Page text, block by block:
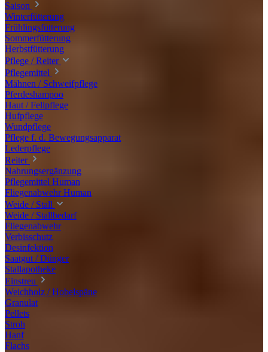
Saison
Winterfütterung
Frühlingsfütterung
Sommerfütterung
Herbstfütterung
Pflege / Reiter
Pflegemittel
Mähnen / Schweifpflege
Pferdeshampoo
Haut / Fellpflege
Hufpflege
Wundpflege
Pflege f. d. Bewegungsapparat
Lederpflege
Reiter
Nahrungsergänzung
Pflegemittel Human
Fliegenabwehr Human
Weide / Stall
Weide / Stallbedarf
Fliegenabwehr
Verbisschutz
Desinfektion
Saatgut / Dünger
Stallapotheke
Einstreu
Weichholz / Hobelspäne
Granulat
Pellets
Stroh
Hanf
Flachs